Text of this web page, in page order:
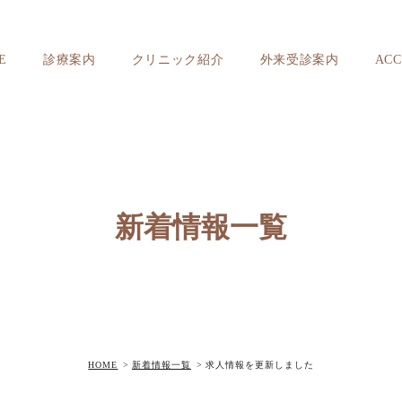
診療案内 クリニック紹介 外来受診案内
新着情報一覧
HOME 新着情報一覧 求人情報を更新しました